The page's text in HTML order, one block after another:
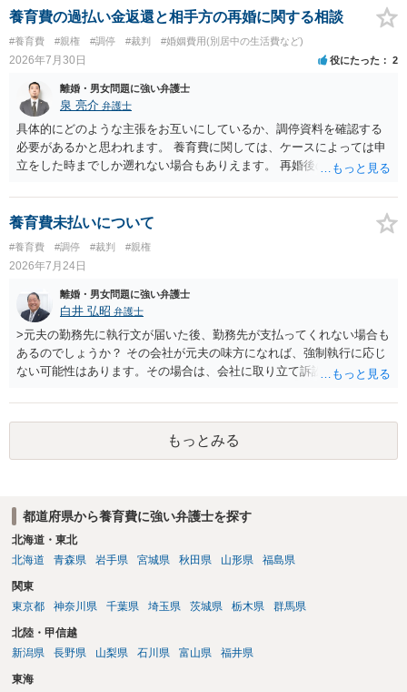
養育費の過払い金返還と相手方の再婚に関する相談
#養育費 #親権 #調停 #裁判 #婚姻費用(別居中の生活費など)
2026年7月30日 役にたった 2
離婚・男女問題に強い弁護士
泉 亮介 弁護士
具体的にどのような主張をお互いにしているか、調停資料を確認する
必要があるかと思われます。 養育費に関しては、ケースによっては申
立をした時までしか遡れない場合もありえます。 再婚後の相手方の行
養育費に関するやりとり等があればそちらについても確認する必要が
あるでしょう。 公開相談の場での回答よりも個別に弁護士にご相談さ
養育費未払いについて
#養育費 #調停 #裁判 #親権
2026年7月24日
離婚・男女問題に強い弁護士
白井 弘昭 弁護士
>元夫の勤務先に執行文が届いた後、勤務先が支払ってくれない場合も
あるのでしょうか？ その会社が元夫の味方になれば、強制執行に応じ
ない可能性はあります。その場合は、会社に取り立て訴訟を行うこと
押さえ、元夫名義の車の差し押さえ競売などを検討します。 ＞何もで
きなかった場合は、公正証書の原本は戻ってくるのでしょうか？ 取れ
ても取れなくても、執行裁判所に原本の還付請求を行えば還付されま
す。 ＞他の弁護士さんに再度依頼できるのでしょうか？ できます。た
もっとみる
都道府県から養育費に強い弁護士を探す
北海道・東北
北海道
青森県 岩手県 宮城県 秋田県 山形県 福島県
関東
東京都
神奈川県 千葉県 埼玉県 茨城県 栃木県 群馬県
北陸・甲信越
新潟県
長野県 山梨県 石川県 富山県 福井県
東海